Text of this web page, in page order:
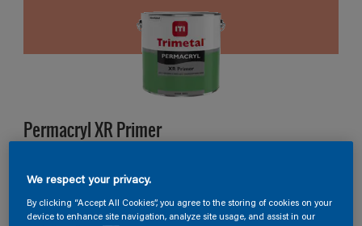
Permacryl XR Primer
C7.27.63
Kleur wijzigen
We respect your privacy.
By clicking “Accept All Cookies”, you agree to the storing of cookies on your
device to enhance site navigation, analyze site usage, and assist in our